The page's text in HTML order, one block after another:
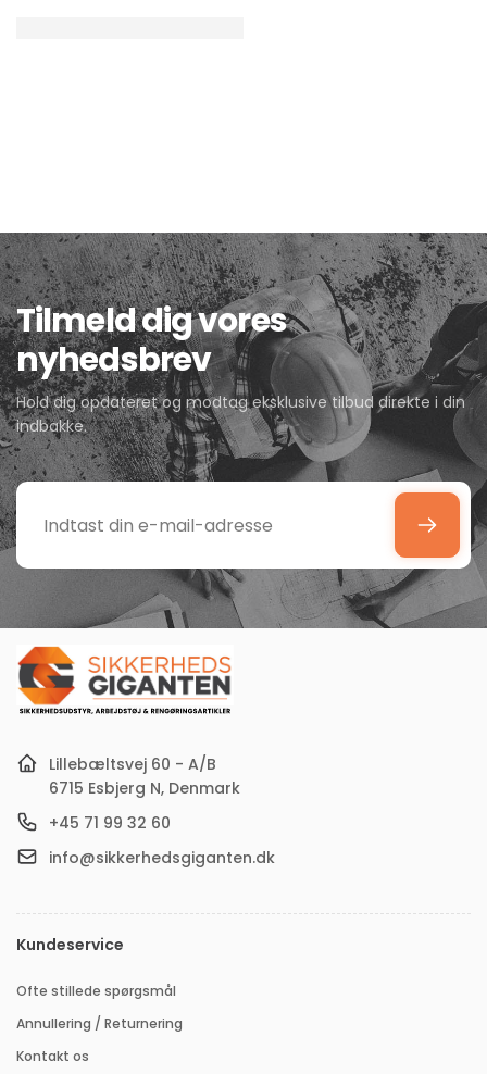
Tilmeld dig vores
nyhedsbrev
Hold dig opdateret og modtag eksklusive tilbud direkte i din
indbakke.
Indtast
e-
mail-
adresse
Lillebæltsvej 60 - A/B
6715 Esbjerg N, Denmark
+45 71 99 32 60
info@sikkerhedsgiganten.dk
Kundeservice
Ofte stillede spørgsmål
Annullering / Returnering
Kontakt os